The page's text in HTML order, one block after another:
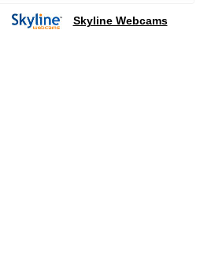
Skyline Webcams